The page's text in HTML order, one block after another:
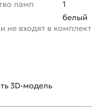
ламп
1
белый
не входят в комплект
3D-модель